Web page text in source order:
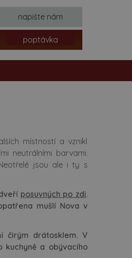
napište nám
poptávka
místností a vznikl
neutrálními barvami.
jsou ale i ty s
posuvných po zdi.
mušlí Nova v
čirým drátosklem. V
a obývacího